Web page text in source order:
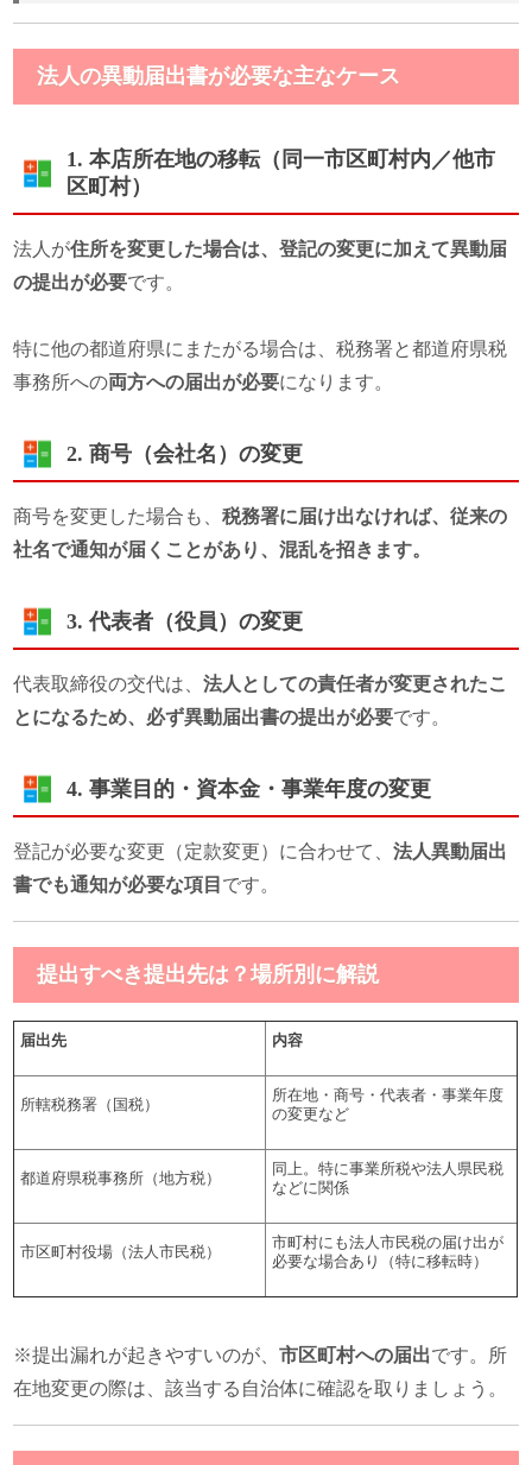
法人の異動届出書が必要な主なケース
1. 本店所在地の移転（同一市区町村内／他市
区町村）
法人が住所を変更した場合は、登記の変更に加えて異動届
の提出が必要です。
特に他の都道府県にまたがる場合は、税務署と都道府県税
事務所への両方への届出が必要になります。
2. 商号（会社名）の変更
商号を変更した場合も、税務署に届け出なければ、従来の
社名で通知が届くことがあり、混乱を招きます。
3. 代表者（役員）の変更
代表取締役の交代は、法人としての責任者が変更されたこ
とになるため、必ず異動届出書の提出が必要です。
4. 事業目的・資本金・事業年度の変更
登記が必要な変更（定款変更）に合わせて、法人異動届出
書でも通知が必要な項目 です。
提出すべき提出先は？場所別に解説
届出先 内容
所轄税務署（国税）
所在地・商号・代表者・事業年度
の変更など
都道府県税事務所（地方税）
同上。特に事業所税や法人県民税
などに関係
市区町村役場（法人市民税）
市町村にも法人市民税の届け出が
必要な場合あり（特に移転時）
※提出漏れが起きやすいのが、市区町村への届出です。所
在地変更の際は、該当する自治体に確認を取りましょう。